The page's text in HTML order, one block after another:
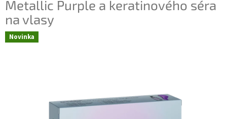
Metallic Purple a keratinového séra
na vlasy
Novinka